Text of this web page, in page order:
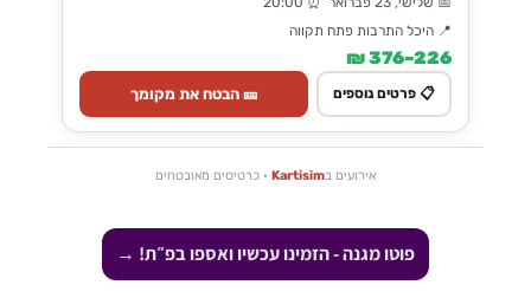
📍 היכל התרבות פתח תקווה
226–376 ₪
📋 פרטים נוספים 🎫 הבטח את מקומך
אירועים בKartisim · כרטיסים מאובטחים
פוטו מגנה - הזמינו עכשיו ואספו בפ״ת! →